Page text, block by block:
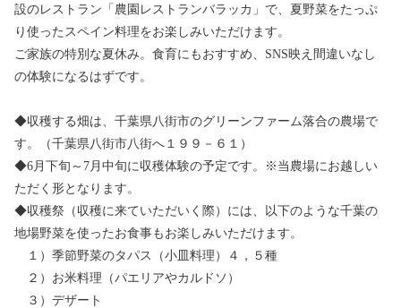
設のレストラン「農園レストランバラッカ」で、夏野菜をたっぷ
り使ったスペイン料理をお楽しみいただけます。
ご家族の特別な夏休み。食育にもおすすめ、SNS映え間違いなし
の体験になるはずです。
◆収穫する畑は、千葉県八街市のグリーンファーム落合の農場で
す。（千葉県八街市八街へ１９９－６１）
◆6月下旬～7月中旬に収穫体験の予定です。※当農場にお越しい
ただく形となります。
◆収穫祭（収穫に来ていただいく際）には、以下のような千葉の
地場野菜を使ったお食事もお楽しみいただけます。
１）季節野菜のタパス（小皿料理）４，５種
２）お米料理（パエリアやカルドソ）
３）デザート